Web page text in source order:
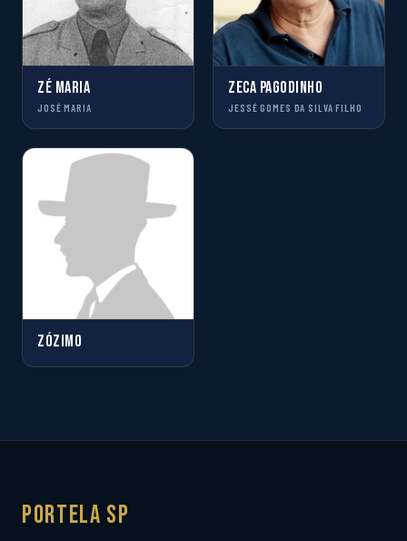
ZÉ MARIA
JOSÉ MARIA
ZECA PAGODINHO
JESSÉ GOMES DA SILVA FILHO
ZÓZIMO
Portela SP